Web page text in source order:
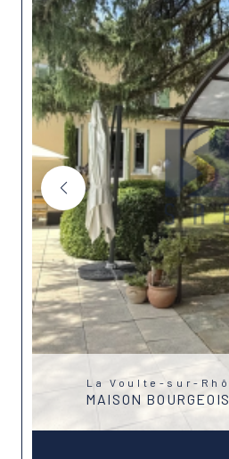
La Voulte-sur-
MAISON